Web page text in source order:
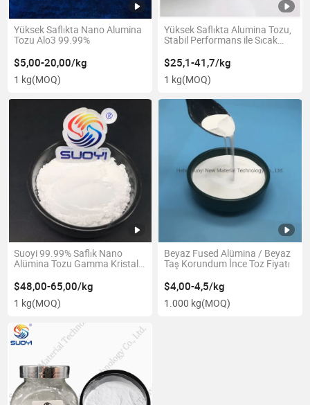
Yüksek Saflıkta Nano Alumina
Tozu Alo3 99.99%
$5,00-20,00/kg
1 kg(MOQ)
Yüksek Saflıkta Alumina Tozu,
Stabil Performans ile Sıcak
$25,1-41,7/kg
1 kg(MOQ)
Suoyi 99.99% Saflık Nano
Alümina Tozu Gamma Kristal
$48,00-65,00/kg
1 kg(MOQ)
Beyaz Fused Alümina / Beyaz
Taş Korundum İnce Toz Fiyatı
$4,00-4,5/kg
1.000 kg(MOQ)